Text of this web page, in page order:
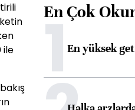
ile
En Çok
1En yüksek